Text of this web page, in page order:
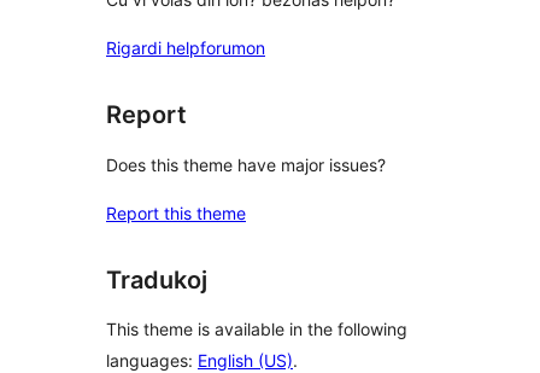
Rigardi helpforumon
Report
Does this theme have major issues?
Report this theme
Tradukoj
This theme is available in the following
languages: English (US).